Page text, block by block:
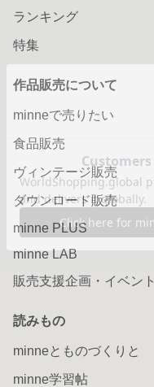
ランキング
特集
作品販売について
minneで売りたい
食品販売
ヴィンテージ販売
ダウンロード販売
minne PLUS
minne LAB
販売支援企画・イベント
読みもの
minneとものづくりと
minne学習帖